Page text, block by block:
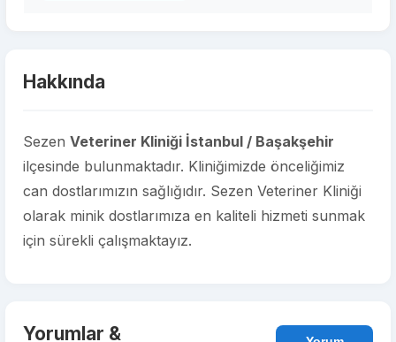
Hakkında
Sezen Veteriner Kliniği İstanbul / Başakşehir
ilçesinde bulunmaktadır. Kliniğimizde önceliğimiz
can dostlarımızın sağlığıdır. Sezen Veteriner Kliniği
olarak minik dostlarımıza en kaliteli hizmeti sunmak
için sürekli çalışmaktayız.
Yorumlar &